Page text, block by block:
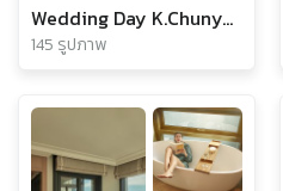
Wedding Day K.Chunya & K.Supakorn by Note Wannasin
145 รูปภาพ